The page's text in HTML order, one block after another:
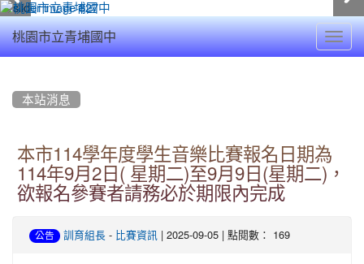
桃園市立青埔國中
本站消息
本市114學年度學生音樂比賽報名日期為
114年9月2日( 星期二)至9月9日(星期二)，
欲報名參賽者請務必於期限內完成
公告 訓育組長 - 比賽資訊 | 2025-09-05 | 點閱數： 169